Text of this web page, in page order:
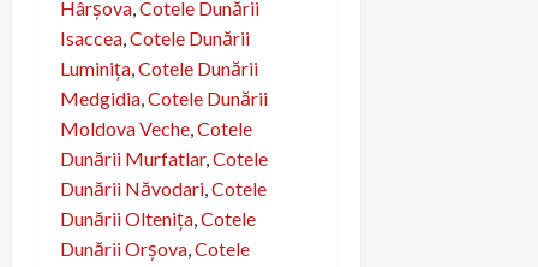
Hârşova,Cotele Dunării
Isaccea,Cotele Dunării
Luminiţa,Cotele Dunării
Medgidia,Cotele Dunării
Moldova Veche,Cotele
Dunării Murfatlar,Cotele
Dunării Năvodari,Cotele
Dunării Olteniţa,Cotele
Dunării Orșova,Cotele